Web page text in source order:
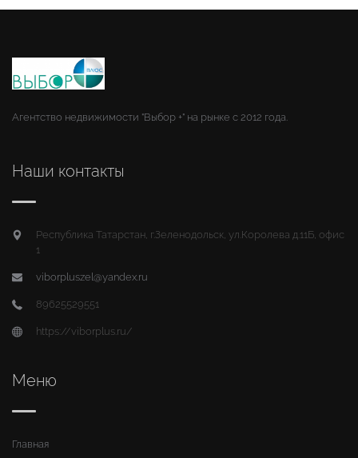
Агентство недвижимости "Выбор +" на рынке с 2012 года.
Наши контакты
Республика Татарстан, г.Зеленодольск, ул.Королева д.11Б, офис
1
viborpluszel@yandex.ru
89625529551
https://viborplus.ru/
Меню
Главная